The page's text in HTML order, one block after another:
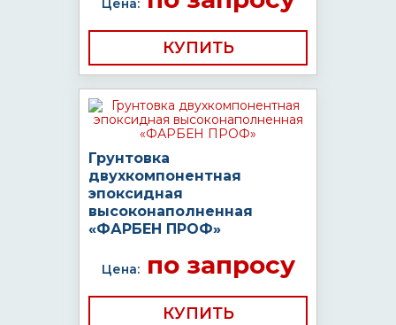
Цена:
КУПИТЬ
Грунтовка
двухкомпонентная
эпоксидная
высоконаполненная
«ФАРБЕН ПРОФ»
Цена:по запросу
КУПИТЬ